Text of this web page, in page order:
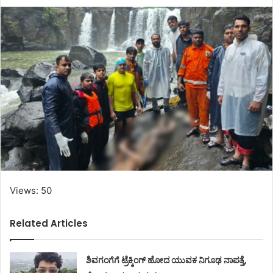
Views: 50
Related Articles
ಶಿವಗಂಗೆಗೆ ಟ್ರೆಕ್ಕಿಂಗ್‌ ಹೋದ ಯುವಕ ನಿಗೂಢ ನಾಪತ್ತೆ,